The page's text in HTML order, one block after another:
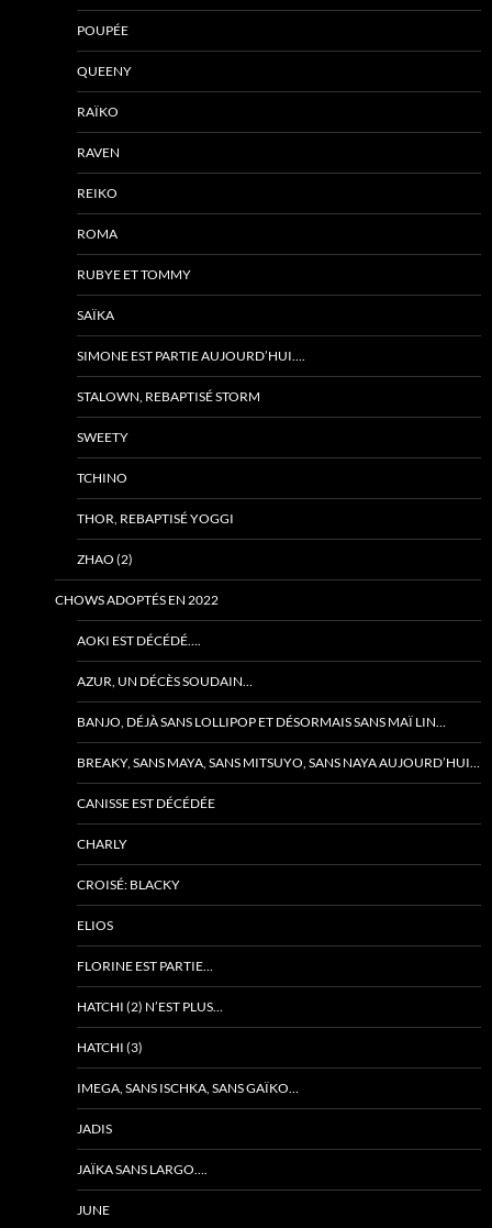
POUPÉE
QUEENY
RAÏKO
RAVEN
REIKO
ROMA
RUBYE ET TOMMY
SAÏKA
SIMONE EST PARTIE AUJOURD’HUI….
STALOWN, REBAPTISÉ STORM
SWEETY
TCHINO
THOR, REBAPTISÉ YOGGI
ZHAO (2)
CHOWS ADOPTÉS EN 2022
AOKI EST DÉCÉDÉ….
AZUR, UN DÉCÈS SOUDAIN…
BANJO, DÉJÀ SANS LOLLIPOP ET DÉSORMAIS SANS MAÏ LIN…
BREAKY, SANS MAYA, SANS MITSUYO, SANS NAYA AUJOURD’HUI…
CANISSE EST DÉCÉDÉE
CHARLY
CROISÉ: BLACKY
ELIOS
FLORINE EST PARTIE…
HATCHI (2) N’EST PLUS…
HATCHI (3)
IMEGA, SANS ISCHKA, SANS GAÏKO…
JADIS
JAÏKA SANS LARGO….
JUNE